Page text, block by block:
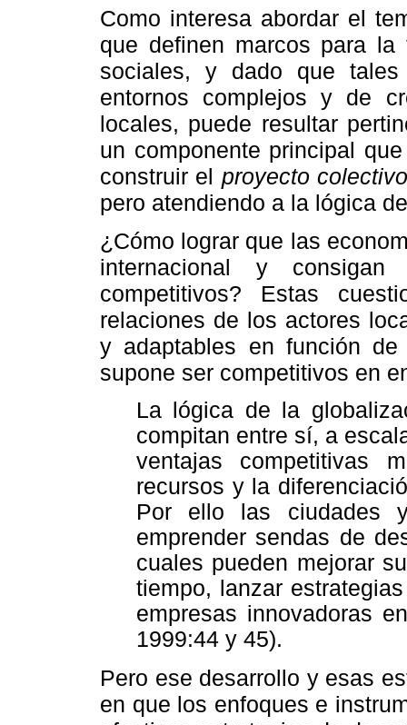
Como interesa abordar el
que definen marcos para
sociales, y dado que
entornos complejos y de
locales, puede resultar
un componente principal
construir el proyecto
pero atendiendo a la lógica
¿Cómo lograr que las
internacional y
competitivos? Estas
relaciones de los actores
y adaptables en función
supone ser competitivos en
La lógica de la
compitan entre sí, a
ventajas competitivas
recursos y la
Por ello las ciudades
emprender sendas de
cuales pueden mejorar
tiempo, lanzar
empresas innovadoras
1999:44 y 45).
Pero ese desarrollo y esas
en que los enfoques e